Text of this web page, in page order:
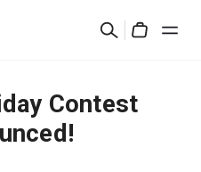
Suchen
Contest